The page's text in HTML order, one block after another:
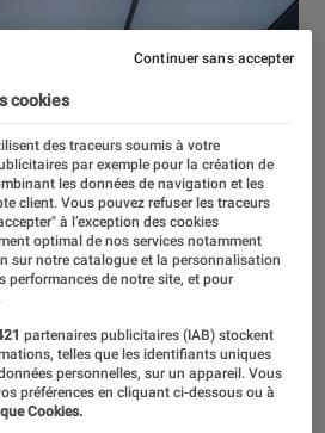
cookies
des traceurs soumis à votre
par exemple pour la création de
les données de navigation et les
client. Vous pouvez refuser les traceurs
à l’exception des cookies
optimal de nos services notamment
sur notre catalogue et la personnalisation
performances de notre site, et pour
partenaires publicitaires (IAB) stockent
telles que les identifiants uniques
personnelles, sur un appareil. Vous
préférences en cliquant ci-dessous ou à
Cookies.
Continuer sans accepter